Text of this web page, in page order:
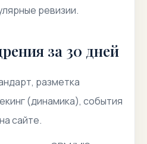
ревизии.
за 30 дней
разметка
(динамика), события
сайте.